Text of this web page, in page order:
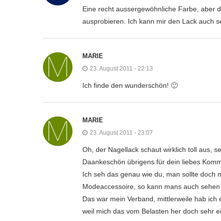
Eine recht aussergewöhnliche Farbe, aber
ausprobieren. Ich kann mir den Lack auch
MARIE
23. August 2011 - 22:13
Ich finde den wunderschön! 🙂
MARIE
23. August 2011 - 23:07
Oh, der Nagellack schaut wirklich toll aus,
Daankeschön übrigens für dein liebes
Ich seh das genau wie du, man sollte doch
Modeaccessoire, so kann mans auch
Das war mein Verband, mittlerweile hab
weil mich das vom Belasten her doch sehr